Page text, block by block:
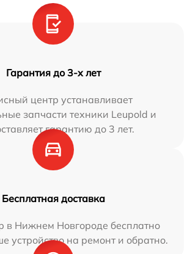
Гарантия до 3-х лет
центр устанавливает
запчасти техники Leupold и
гарантию до 3 лет.
Бесплатная доставка
в Нижнем Новгороде бесплатно
устройство на ремонт и обратно.